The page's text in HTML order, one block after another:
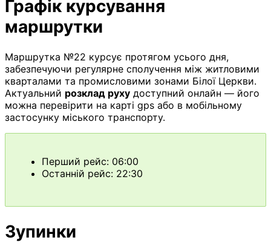
Графік курсування
маршрутки
Маршрутка №22 курсує протягом усього дня,
забезпечуючи регулярне сполучення між житловими
кварталами та промисловими зонами Білої Церкви.
Актуальний розклад руху доступний онлайн — його
можна перевірити на карті gps або в мобільному
застосунку міського транспорту.
Перший рейс: 06:00
Останній рейс: 22:30
Зупинки